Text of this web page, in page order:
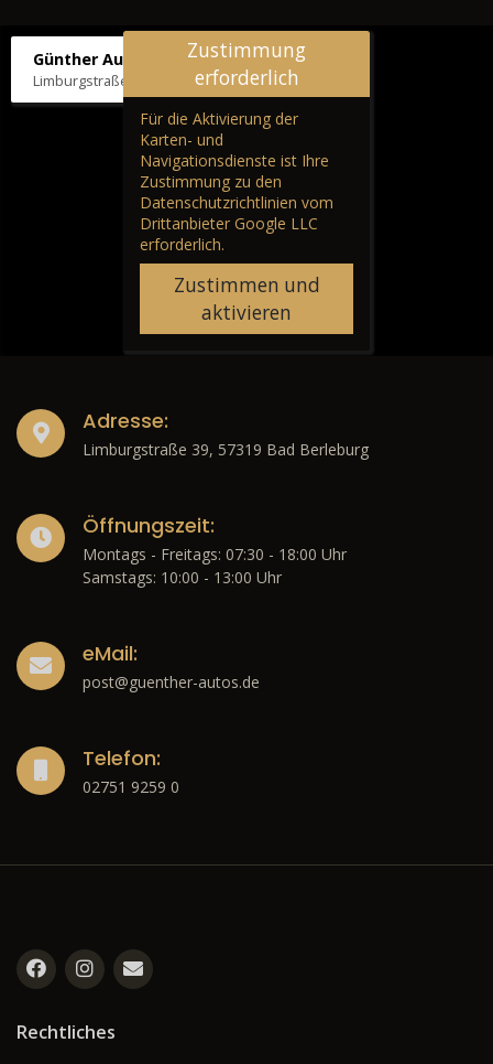
Günther Autos & Service
Limburgstraße 39, 57319 Bad Berleburg
Zustimmung
erforderlich
Für die Aktivierung der
Karten- und
Navigationsdienste ist Ihre
Zustimmung zu den
Datenschutzrichtlinien vom
Drittanbieter Google LLC
erforderlich.
Zustimmen und
aktivieren
Adresse:
Limburgstraße 39, 57319 Bad Berleburg
Öffnungszeit:
Montags - Freitags: 07:30 - 18:00 Uhr
Samstags: 10:00 - 13:00 Uhr
eMail:
post@guenther-autos.de
Telefon:
02751 9259 0
Rechtliches